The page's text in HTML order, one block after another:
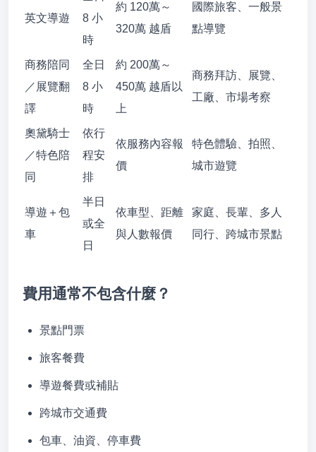
英文導遊
8 小
時
約 120萬～
320萬 越盾
國際旅客、一般景
點導覽
商務陪同
／展覽翻
譯
全日
8 小
時
約 200萬～
450萬 越盾以
上
商務拜訪、展覽、
工廠、市場考察
奧黛騎士
／特色陪
同
依行
程安
排
依服務內容報
價
特色體驗、拍照、
城市遊覽
導遊＋包
車
半日
或全
日
依車型、距離
與人數報價
家庭、長輩、多人
同行、跨城市景點
費用通常不包含什麼？
景點門票
旅客餐費
導遊餐費或補貼
跨城市交通費
包車、油資、停車費